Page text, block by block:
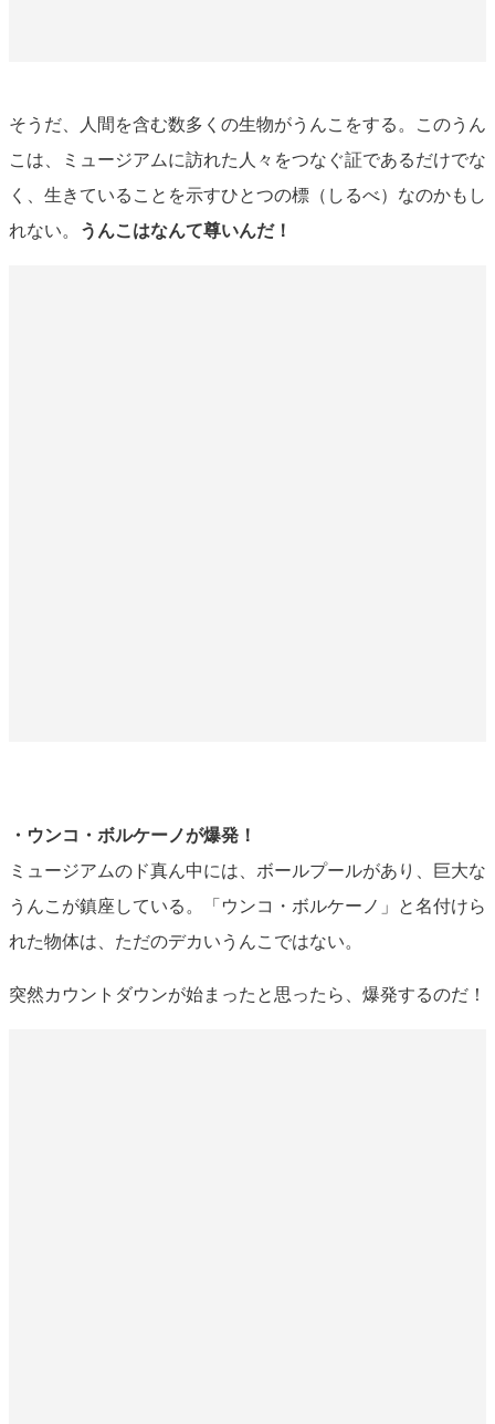
そうだ、人間を含む数多くの生物がうんこをする。このうん
こは、ミュージアムに訪れた人々をつなぐ証であるだけでな
く、生きていることを示すひとつの標（しるべ）なのかもし
れない。 うんこはなんて尊いんだ！
・ウンコ・ボルケーノが爆発！
ミュージアムのド真ん中には、ボールプールがあり、巨大な
うんこが鎮座している。「ウンコ・ボルケーノ」と名付けら
れた物体は、ただのデカいうんこではない。
突然カウントダウンが始まったと思ったら、爆発するのだ！